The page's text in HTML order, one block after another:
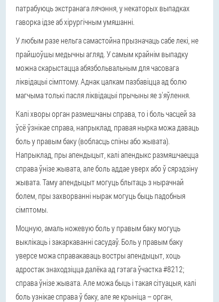
патрабуюць экстранага лячэння, у некаторых выпадках
гаворка ідзе аб хірургічным умяшанні.
У любым разе нельга самастойна прызначаць сабе лекі, не
прайшоўшы медычны агляд. У самым крайнім выпадку
можна скарыстацца абязбольвальным для часовага
ліквідацыі сімптому. Аднак цалкам пазбавіцца ад болю
магчыма толькі пасля ліквідацыі прычыны яе з'яўлення.
Калі хворы орган размешчаны справа, то і боль часцей за
ўсё ўзнікае справа, напрыклад, правая нырка можа даваць
боль у правым баку (вобласць спіны або жывата).
Напрыклад, пры апендыцыт, калі апендыкс размяшчаецца
справа ўнізе жывата, але боль аддае уверх або ў сярэдзіну
жывата. Таму апендыцыт могуць блытаць з нырачнай
болем, пры захворванні нырак могуць быць падобныя
сімптомы.
Моцную, амаль ножевую боль у правым баку могуць
выклікаць і закаркаванні сасудаў. Боль у правым баку
уверсе можа справакаваць востры апендыцыт, хоць
адростак знаходзіцца далёка ад гэтага ўчастка #8212;
справа ўнізе жывата. Але можа быць і такая сітуацыя, калі
боль узнікае справа ў баку, але яе крыніца – орган,